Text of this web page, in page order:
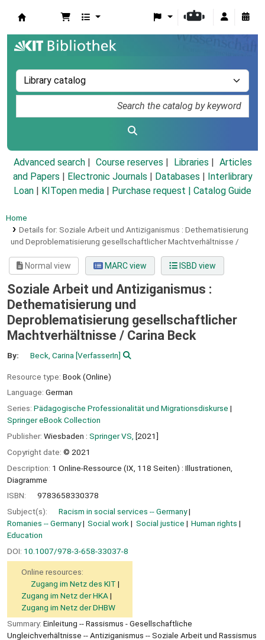
Advanced search Course reserves Libraries
Articles
and Papers
Electronic Journals Databases
Interlibrary
Loan
KITopen media Purchase request | Catalog Guide
Home
Details for: Soziale Arbeit und Antiziganismus : Dethematisierung
und Deproblematisierung gesellschaftlicher Machtverhältnisse /
Normal view MARC view ISBD view
Soziale Arbeit und Antiziganismus :
Dethematisierung und
Deproblematisierung gesellschaftlicher
Machtverhältnisse / Carina Beck
By: Beck, Carina [VerfasserIn]
Resource type: Book (Online)
Language: German
Series: Pädagogische Professionalität und Migrationsdiskurse |
Springer eBook Collection
Publisher: Wiesbaden : Springer VS, [2021]
Copyright date: © 2021
Description: 1 Online-Ressource (IX, 118 Seiten) : Illustrationen,
Diagramme
ISBN:
9783658330378
Subject(s):
Racism in social services -- Germany
Romanies -- Germany
Social work Social justice
Human rights
Education
DOI: 10.1007/978-3-658-33037-8
Online resources:
Zugang im Netz des KIT
Zugang im Netz der HKA
Zugang im Netz der DHBW
Summary: Einleitung -- Rassismus - Gesellschaftliche
Ungleichverhältnisse -- Antiziganismus -- Soziale Arbeit und Rassismus